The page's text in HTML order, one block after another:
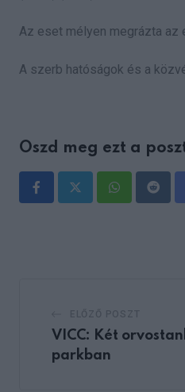
Az eset mélyen megrázta az
A szerb hatóságok és a
Oszd meg ezt a
Whatsapp
VICC: Két
parkban